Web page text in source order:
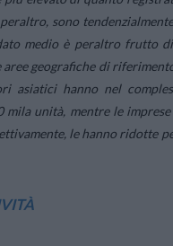
sono
medio è peraltro frutto di
aree geografiche di
asiatici hanno nel
mila unità, mentre le
le hanno ridotte